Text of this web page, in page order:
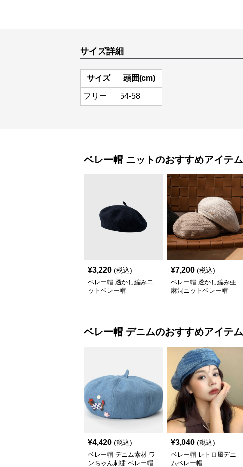
サイズ詳細
サイズ 頭囲(cm)
フリー 54-58
ベレー帽 ニットのおすすめアイテム
¥3,220 (税込)
ベレー帽 透かし編みニ
ットベレー帽
¥7,200 (税込)
ベレー帽 透かし編み亜
麻混ニットベレー帽
ベレー帽 デニムのおすすめアイテム
¥4,420 (税込)
ベレー帽 デニム素材 ワ
ンちゃん刺繍 ベレー帽
¥3,040 (税込)
ベレー帽 レトロ風デニ
ムベレー帽